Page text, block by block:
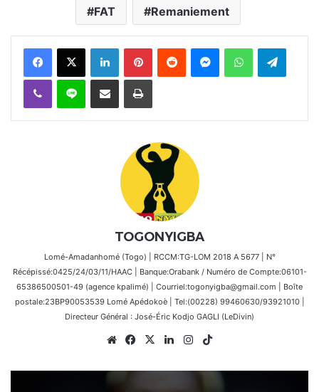
FAT Remaniement
FacebookX Linkedin PinterestReddit MessengerWhatsAppTelegram
Viber Ligne Partager par email Imprimer
TOGONYIGBA
Lomé-Amadanhomé (Togo) | RCCM:TG-LOM 2018 A 5677 | N°
Récépissé:0425/24/03/11/HAAC | Banque:Orabank / Numéro de Compte:06101-
65386500501-49 (agence kpalimé) | Courriel:togonyigba@gmail.com | Boîte
postale:23BP90053539 Lomé Apédokoè | Tel:(00228) 99460630/93921010 |
Directeur Général : José-Éric Kodjo GAGLI (LeDivin)
WebsiteFacebook
X LinkedinInstagram